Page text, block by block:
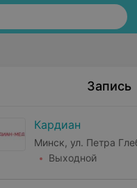
Запись
Кардиан
Минск, ул. Петра
Выходной